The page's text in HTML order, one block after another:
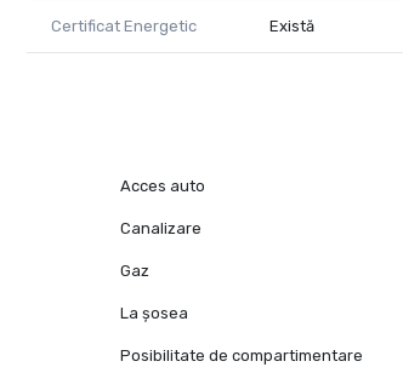
Certificat Energetic Există
Acces auto
Canalizare
Gaz
La șosea
Posibilitate de compartimentare